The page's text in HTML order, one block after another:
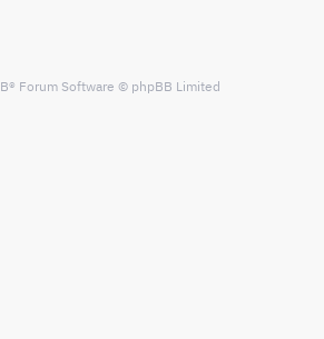
® Forum Software © phpBB Limited